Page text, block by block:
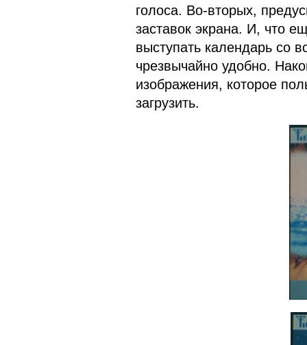
голоса. Во-вторых,
заставок экрана. И, что
выступать календарь со
чрезвычайно удобно.
изображения, которое
загрузить.